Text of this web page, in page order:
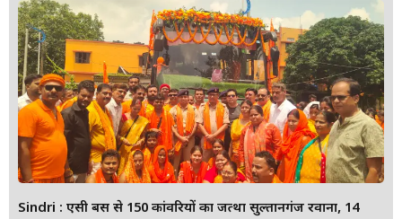
Sindri : एसी बस से 150 कांवरियों का जत्था सुल्तानगंज रवाना, 14